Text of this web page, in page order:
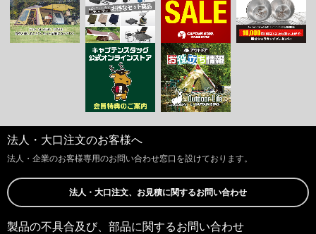
法人・大口注文のお客様へ
法人・企業のお客様専用のお問い合わせ窓口を設けております。
法人・大口注文、お見積に関するお問い合わせ
製品の不具合及び、部品に関するお問い合わせ